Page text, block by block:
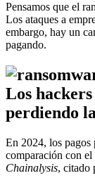
Pensamos que el
Los ataques a
embargo, hay un
pagando.
Los
perdiendo
En 2024, los pagos
comparación con
Chainalysis, citado